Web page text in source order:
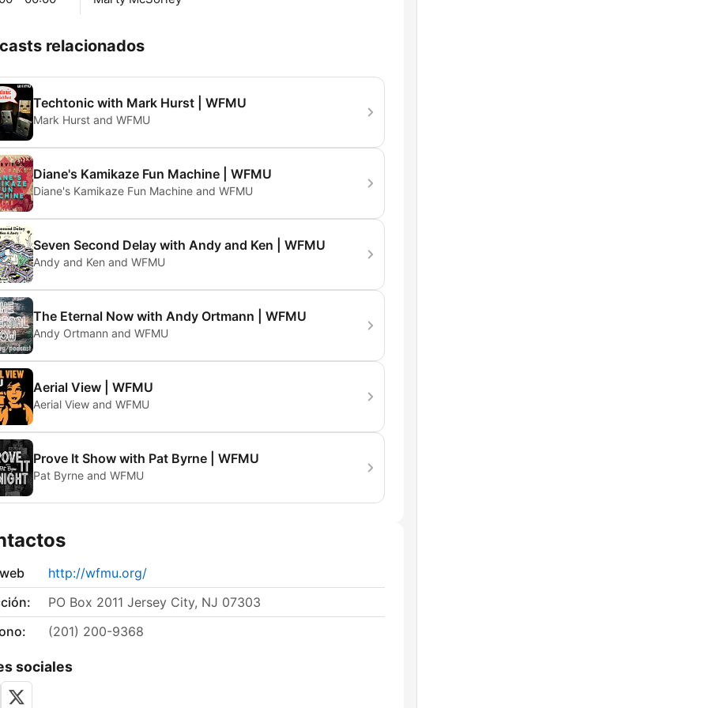
relacionados
Techtonic with Mark Hurst | WFMU
Mark Hurst and WFMU
Diane's Kamikaze Fun Machine | WFMU
Diane's Kamikaze Fun Machine and WFMU
Seven Second Delay with Andy and Ken | WFMU
Andy and Ken and WFMU
The Eternal Now with Andy Ortmann | WFMU
Andy Ortmann and WFMU
Aerial View | WFMU
Aerial View and WFMU
Prove It Show with Pat Byrne | WFMU
Pat Byrne and WFMU
http://wfmu.org/
PO Box 2011 Jersey City, NJ 07303
(201) 200-9368
sociales